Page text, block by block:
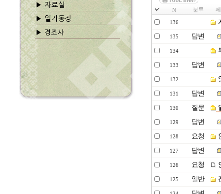
N 분류 제
136
135 답변
134
133 답변
132
131 답변
130 질문
129 답변
128 요청
127 답변
126 요청
125 일반